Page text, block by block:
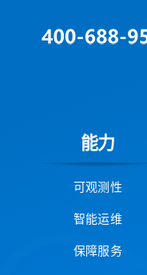
能力
可观测性
智能运维
保障服务